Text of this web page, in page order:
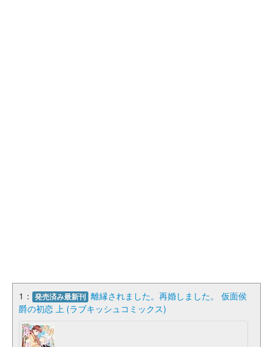
1： 発売済み最新刊 離縁されました。再婚しました。 仮面侯
爵の初恋 上 (ラブキッシュコミックス)